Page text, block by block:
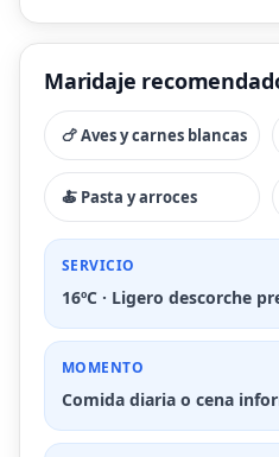
Maridaje
🍗 Aves y carnes blancas
🍝 Pasta y arroces
SERVICIO
16ºC · Ligero descorche
MOMENTO
Comida diaria o cena